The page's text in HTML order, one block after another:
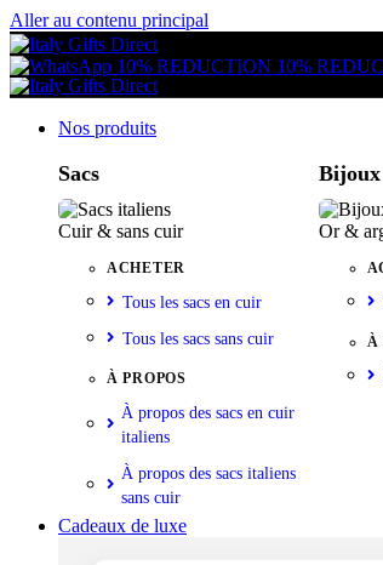
Aller au contenu principal
10% REDUCTION 10%
Nos produits
Sacs
Cuir & sans cuir
ACHETER
Tous les sacs en cuir
Tous les sacs sans cuir
À PROPOS
À propos des sacs en cuir
italiens
À propos des sacs italiens
sans cuir
Bijoux
Or &
À
Cadeaux de luxe